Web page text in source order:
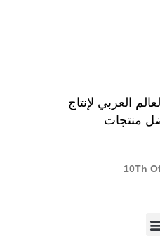
العربي لإنتاج
منتجات
10Th